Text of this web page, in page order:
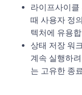
라이프사이클
때 사용자 정
텍처에 유용합
상태 저장 워
계속 실행하
는 고유한 종